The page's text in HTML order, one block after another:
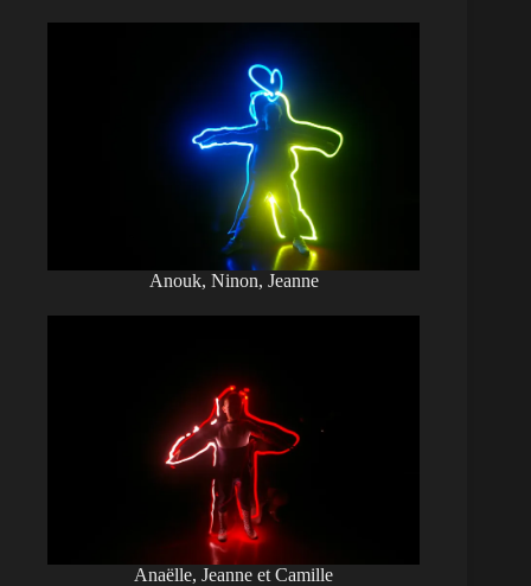
Anouk, Ninon, Jeanne
Anaëlle, Jeanne et Camille